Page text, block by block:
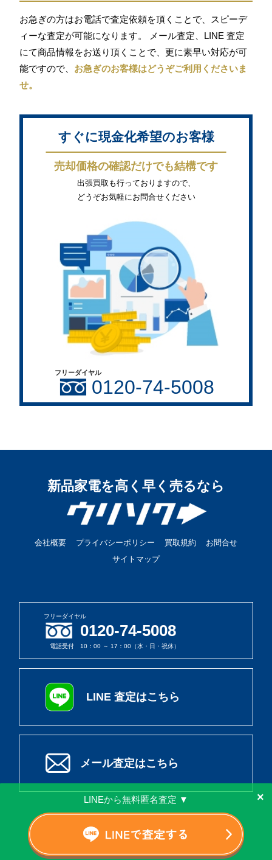
お急ぎの方はお電話で査定依頼を頂くことで、スピーデ
ィーな査定が可能になります。 メール査定、LINE 査定
にて商品情報をお送り頂くことで、更に素早い対応が可
能ですので、 お急ぎのお客様はどうぞご利用くださいま
せ。
すぐに現金化希望のお客様
売却価格の確認だけでも結構です
出張買取も行っておりますので、
どうぞお気軽にお問合せください
フリーダイヤル
0120-74-5008
新品家電を高く早く売るなら
会社概要 プライバシーポリシー 買取規約
お問合せ
サイトマップ
フリーダイヤル
0120-74-5008
電話受付 10：00 ～ 17：00（水・日・祝休）
LINE 査定はこちら
メール査定はこちら
© 2026 ウリソク All rights reserved.
LINEから無料匿名査定 ▼ ×